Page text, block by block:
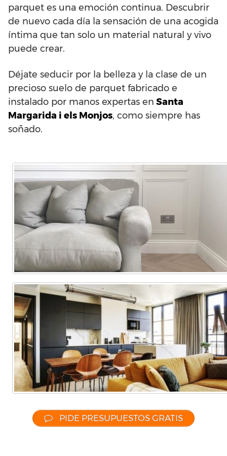
parquet es una emoción continua. Descubrir
de nuevo cada día la sensación de una acogida
íntima que tan solo un material natural y vivo
puede crear.
Déjate seducir por la belleza y la clase de un
precioso suelo de parquet fabricado e
instalado por manos expertas en Santa
Margarida i els Monjos, como siempre has
soñado.
PIDE PRESUPUESTOS GRATIS